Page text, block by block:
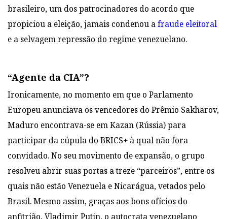
brasileiro, um dos patrocinadores do acordo que
propiciou a eleição, jamais condenou afraude eleitoral
e a selvagem repressão do regime venezuelano.
“Agente da CIA”?
Ironicamente, no momento em que o Parlamento
Europeu anunciava os vencedores do Prêmio Sakharov,
Maduro encontrava-se em Kazan (Rússia) para
participar da cúpula do BRICS+ à qual não fora
convidado. No seu movimento de expansão, o grupo
resolveu abrir suas portas a treze “parceiros”, entre os
quais não estão Venezuela e Nicarágua, vetados pelo
Brasil. Mesmo assim, graças aos bons ofícios do
anfitrião, Vladimir Putin, o autocrata venezuelano